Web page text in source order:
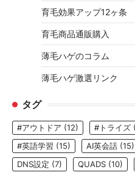
育毛効果アップ12ヶ条
育毛商品通販購入
薄毛ハゲのコラム
薄毛ハゲ激選リンク
タグ
#アウトドア (12) #トライズ
#英語学習 (15) AI英会話 (15)
DNS設定 (7) QUADS (10)